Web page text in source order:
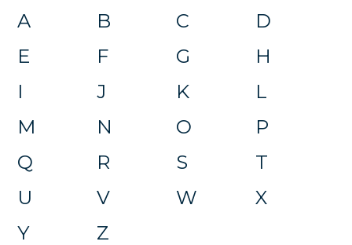
A B C
D
E
F G
H
I
J K
L
M
N O
P
Q
R S
T
U
V W
X
Y
Z